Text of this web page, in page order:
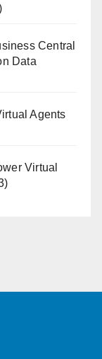
Central
Data
Agents
Virtual